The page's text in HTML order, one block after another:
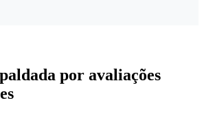
por avaliações